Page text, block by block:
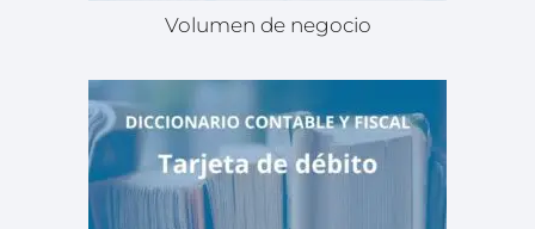
Volumen de negocio